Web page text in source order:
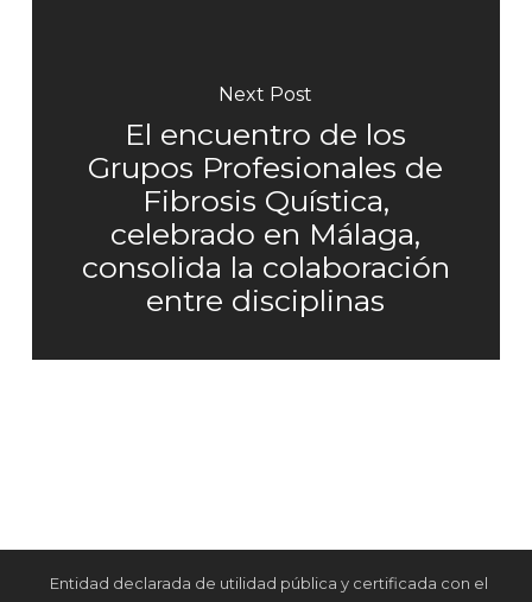
Next Post
El encuentro de los
Grupos Profesionales de
Fibrosis Quística,
celebrado en Málaga,
consolida la colaboración
entre disciplinas
Entidad declarada de utilidad pública y certificada con el